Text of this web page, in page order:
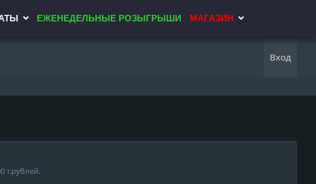
ЕЖЕНЕДЕЛЬНЫЕ РОЗЫГРЫШИ МАГАЗИН
Вход
т.рублей.